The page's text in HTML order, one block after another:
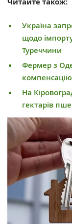
Україна
щодо
Туреччини
Фермер з
На
гектарів